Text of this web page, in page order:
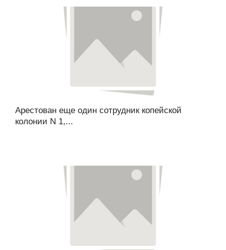
Арестован еще один сотрудник копейской
колонии N 1,...